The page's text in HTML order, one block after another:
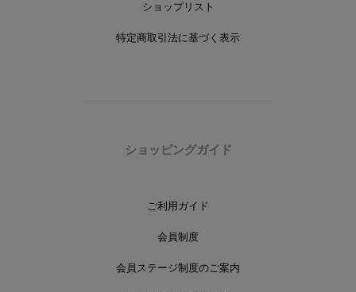
ショップリスト
特定商取引法に基づく表示
ショッピングガイド
ご利用ガイド
会員制度
会員ステージ制度のご案内